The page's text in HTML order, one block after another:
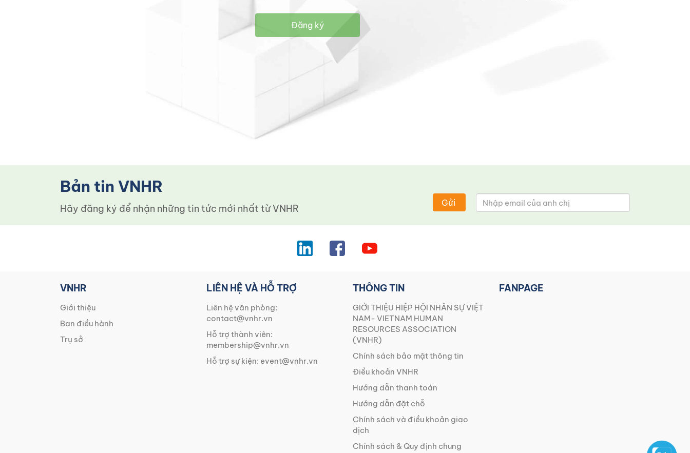
Đăng ký
Bản tin VNHR
Hãy đăng ký để nhận những tin tức mới nhất từ ​​VNHR Gửi
VNHR
Giới thiệu
Ban điều hành
Trụ sở
LIÊN HỆ VÀ HỖ TRỢ
Liên hệ văn phòng:
contact@vnhr.vn
Hỗ trợ thành viên:
membership@vnhr.vn
Hỗ trợ sự kiện: event@vnhr.vn
THÔNG TIN
GIỚI THIỆU HIỆP HỘI NHÂN SỰ VIỆT
NAM- VIETNAM HUMAN
RESOURCES ASSOCIATION
(VNHR)
Chính sách bảo mật thông tin
Điều khoản VNHR
Hướng dẫn thanh toán
Hướng dẫn đặt chỗ
Chính sách và điều khoản giao
dịch
Chính sách & Quy định chung
FANPAGE